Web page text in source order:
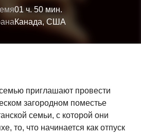
01 ч. 50 мин.
Канада, США
приглашают провести
загородном поместье
семьи, с которой они
то, что начинается как отпуск